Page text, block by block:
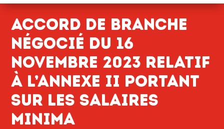
Accord de branche
Négocié du 16
novembre 2023 relatif
à l’annexe II portant
sur les salaires
minima